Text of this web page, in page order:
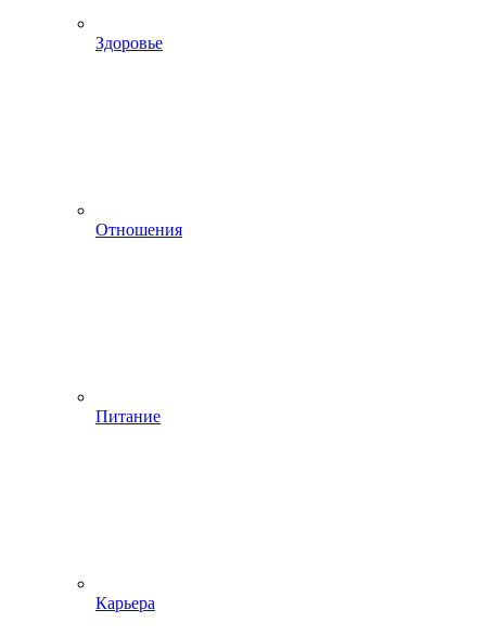
Здоровье
Отношения
Питание
Карьера